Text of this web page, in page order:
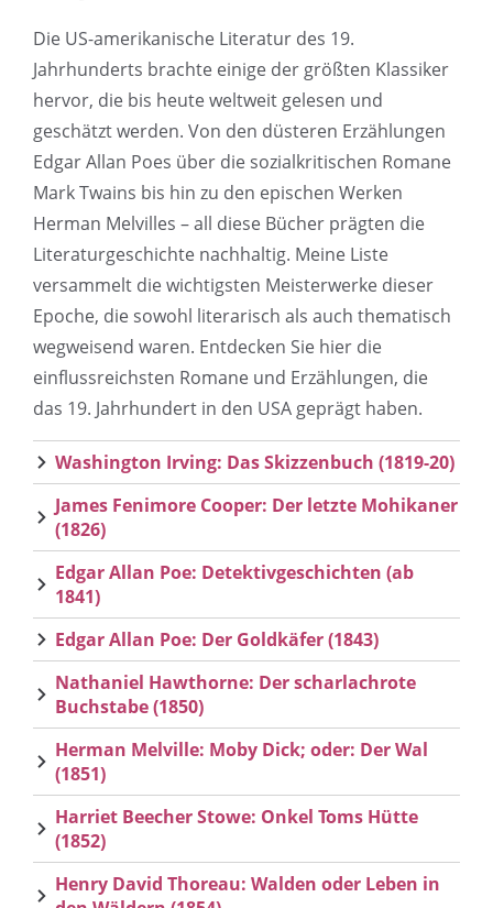
Die US-amerikanische Literatur des 19.
Jahrhunderts brachte einige der größten Klassiker
hervor, die bis heute weltweit gelesen und
geschätzt werden. Von den düsteren Erzählungen
Edgar Allan Poes über die sozialkritischen Romane
Mark Twains bis hin zu den epischen Werken
Herman Melvilles – all diese Bücher prägten die
Literaturgeschichte nachhaltig. Meine Liste
versammelt die wichtigsten Meisterwerke dieser
Epoche, die sowohl literarisch als auch thematisch
wegweisend waren. Entdecken Sie hier die
einflussreichsten Romane und Erzählungen, die
das 19. Jahrhundert in den USA geprägt haben.
Washington Irving: Das Skizzenbuch (1819-20)
James Fenimore Cooper: Der letzte Mohikaner
(1826)
Edgar Allan Poe: Detektivgeschichten (ab
1841)
Edgar Allan Poe: Der Goldkäfer (1843)
Nathaniel Hawthorne: Der scharlachrote
Buchstabe (1850)
Herman Melville: Moby Dick; oder: Der Wal
(1851)
Harriet Beecher Stowe: Onkel Toms Hütte
(1852)
Henry David Thoreau: Walden oder Leben in